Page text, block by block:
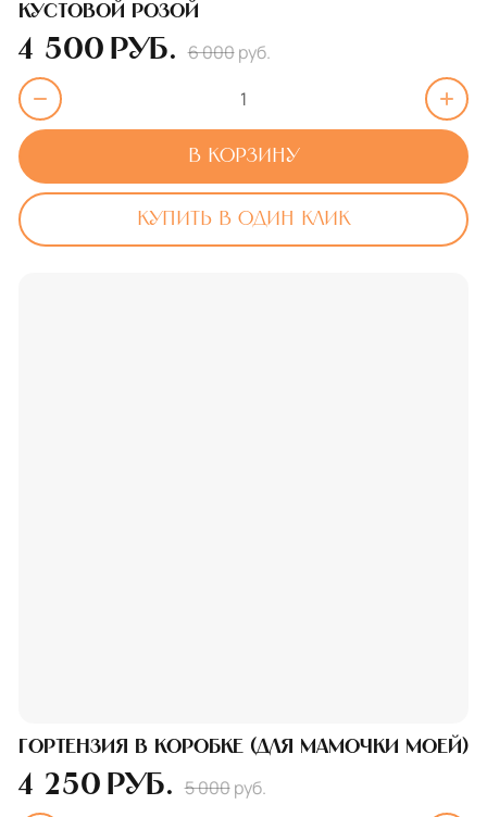
кустовой розой
6 000 руб.
4 500 руб.
В корзину
Купить в один клик
Гортензия в коробке (для мамочки моей)
5 000 руб.
4 250 руб.